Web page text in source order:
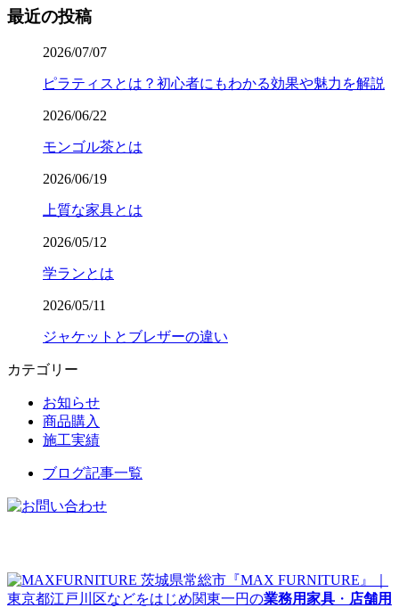
最近の投稿
2026/07/07
ピラティスとは？初心者にもわかる効果や魅力を解説
2026/06/22
モンゴル茶とは
2026/06/19
上質な家具とは
2026/05/12
学ランとは
2026/05/11
ジャケットとブレザーの違い
カテゴリー
お知らせ
商品購入
施工実績
ブログ記事一覧
茨城県常総市『MAX FURNITURE』｜
東京都江戸川区などをはじめ関東一円の業務用家具 ・ 店舗用